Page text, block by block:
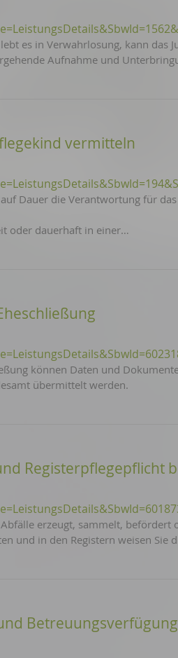
es in Verwahrlosung, kann das
Aufnahme und
vermitteln
Dauer die Verantwortung für
oder dauerhaft in einer…
können Daten und
übermittelt werden.
Registerpflegepflicht
erzeugt, sammelt, befördert
und in den Registern weisen Sie